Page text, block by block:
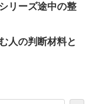
リーズ途中の整
人の判断材料と